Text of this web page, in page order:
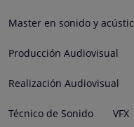
Master en sonido y
Producción Audiovisual
Realización Audiovisual
Técnico de Sonido VFX